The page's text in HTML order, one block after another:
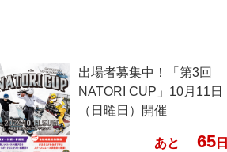
出場者募集中！「第3回
NATORI CUP」10月11日
（日曜日）開催
あと 65 日